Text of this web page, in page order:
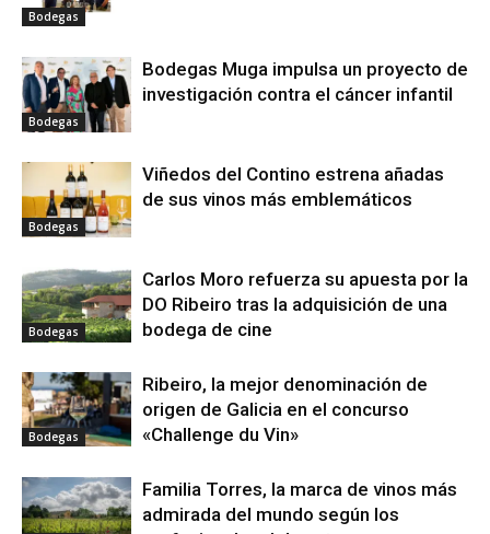
Bodegas
Bodegas
Bodegas Muga impulsa un proyecto de
investigación contra el cáncer infantil
Bodegas
Viñedos del Contino estrena añadas
de sus vinos más emblemáticos
Bodegas
Carlos Moro refuerza su apuesta por la
DO Ribeiro tras la adquisición de una
bodega de cine
Bodegas
Ribeiro, la mejor denominación de
origen de Galicia en el concurso
«Challenge du Vin»
Familia Torres, la marca de vinos más
admirada del mundo según los